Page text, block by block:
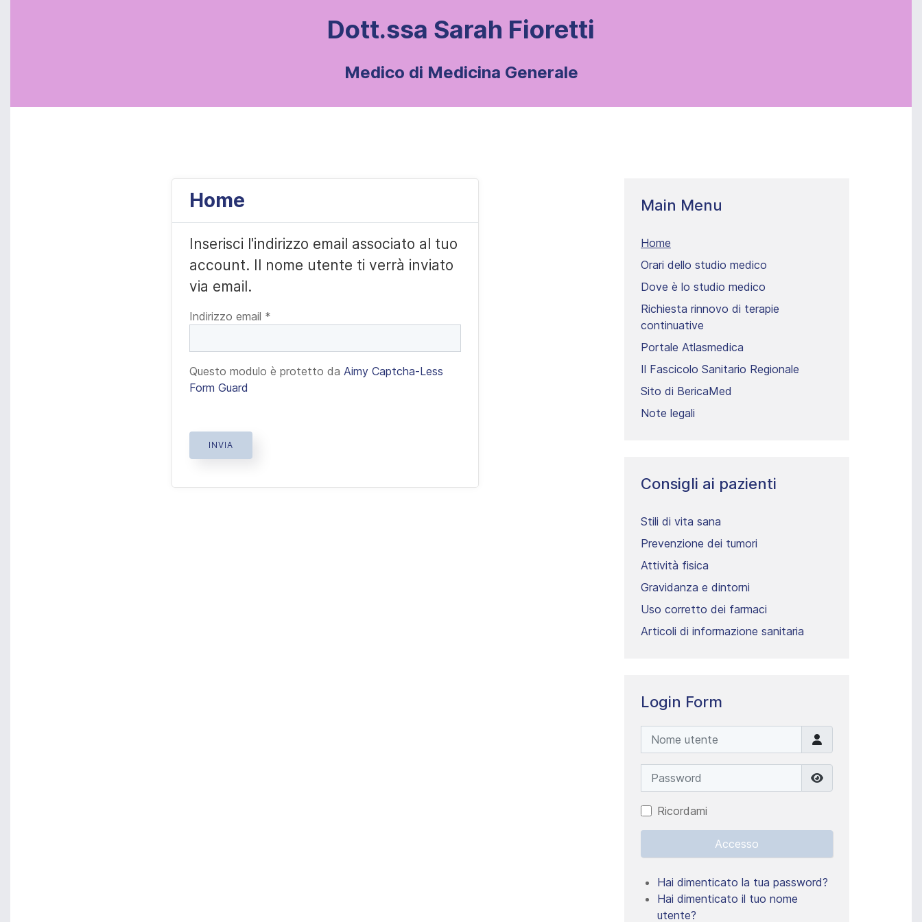
Dott.ssa Sarah Fioretti
Medico di Medicina Generale
Home
Inserisci l'indirizzo email associato al tuo
account. Il nome utente ti verrà inviato
via email.
Indirizzo email *
Questo modulo è protetto da Aimy Captcha-Less
Form Guard
INVIA
Main Menu
Home
Orari dello studio medico
Dove è lo studio medico
Richiesta rinnovo di terapie
continuative
Portale Atlasmedica
Il Fascicolo Sanitario Regionale
Sito di BericaMed
Note legali
Consigli ai pazienti
Stili di vita sana
Prevenzione dei tumori
Attività fisica
Gravidanza e dintorni
Uso corretto dei farmaci
Articoli di informazione sanitaria
Login Form
Nome utente
Password
Ricordami
Accesso
Hai dimenticato la tua password?
Hai dimenticato il tuo nome
utente?